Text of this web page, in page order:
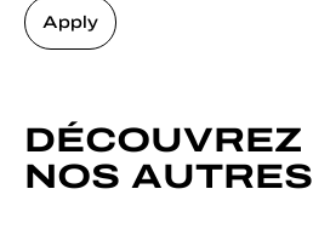
Apply
DÉCOUVREZ
NOS AUTRES